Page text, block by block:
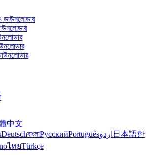
ডাউনলোডার
中文
DeutschবাংলাРусскийPortuguêsاردو 日本語한
ไทยTürkçe